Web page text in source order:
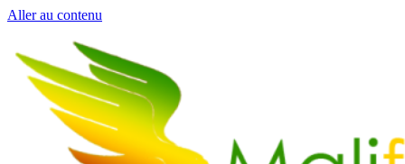
Aller au contenu